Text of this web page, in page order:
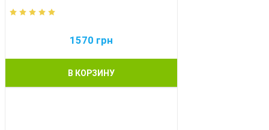
1570 грн
В КОРЗИНУ